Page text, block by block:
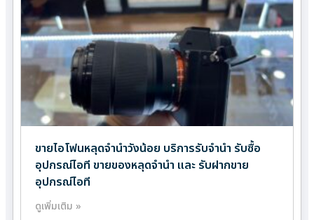
ขายไอโฟนหลุดจำนำวังน้อย บริการรับจำนำ รับซื้อ
อุปกรณ์ไอที ขายของหลุดจำนำ และ รับฝากขาย
อุปกรณ์ไอที
ดูเพิ่มเติม »